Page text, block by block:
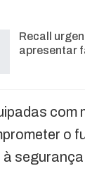
Recall
apresentar
com
o